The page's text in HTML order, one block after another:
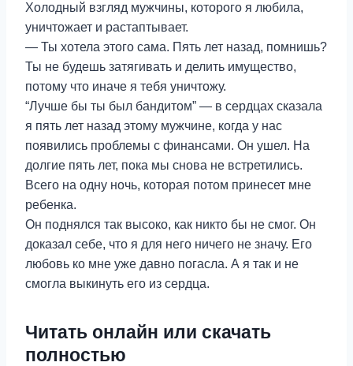
Холодный взгляд мужчины, которого я любила,
уничтожает и растаптывает.
— Ты хотела этого сама. Пять лет назад, помнишь?
Ты не будешь затягивать и делить имущество,
потому что иначе я тебя уничтожу.
“Лучше бы ты был бандитом” — в сердцах сказала
я пять лет назад этому мужчине, когда у нас
появились проблемы с финансами. Он ушел. На
долгие пять лет, пока мы снова не встретились.
Всего на одну ночь, которая потом принесет мне
ребенка.
Он поднялся так высоко, как никто бы не смог. Он
доказал себе, что я для него ничего не значу. Его
любовь ко мне уже давно погасла. А я так и не
смогла выкинуть его из сердца.
Читать онлайн или скачать
полностью